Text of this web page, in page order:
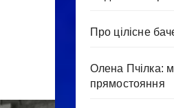
Про цілісне
Олена Пчілка:
прямостояння